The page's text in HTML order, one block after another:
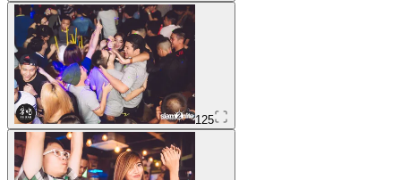
125